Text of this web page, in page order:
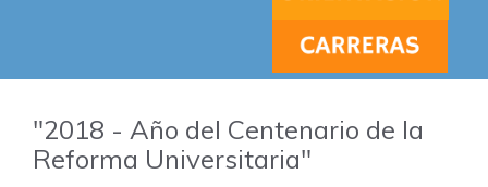
"2018 - Año del Centenario de la
Reforma Universitaria"